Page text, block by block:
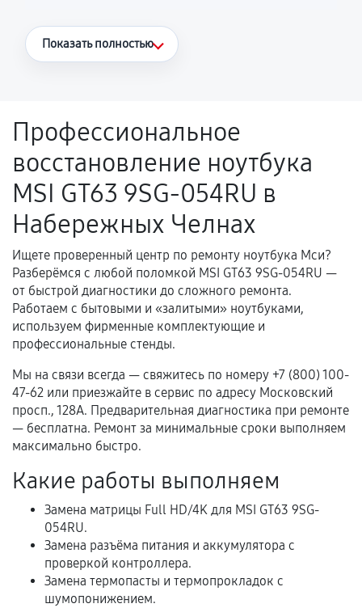
Что считается гарантийным случаем
Поломка установленной детали при
нормальной эксплуатации в течение
гарантийного срока.
Несоответствие комплектующей заявленным
техническим характеристикам.
Документы для подтверждения
гарантии
Гарантийный талон.
Акт выполненных работ с датой, перечнем
услуг и сроком гарантии.
Документы на установленные комплектующие
и кассовый чек.
Расширенная гарантия
В некоторых случаях возможно оформление
расширенной гарантии. Стоимость, сроки и
условия продления согласовываются отдельно и
фиксируются в документах.
Показать полностью
Профессиональное
восстановление ноутбука
MSI GT63 9SG-054RU в
Набережных Челнах
Ищете проверенный центр по ремонту ноутбука Мси?
Разберёмся с любой поломкой MSI GT63 9SG-054RU —
от быстрой диагностики до сложного ремонта.
Работаем с бытовыми и «залитыми» ноутбуками,
используем фирменные комплектующие и
профессиональные стенды.
Мы на связи всегда — свяжитесь по номеру +7 (800) 100-
47-62 или приезжайте в сервис по адресу Московский
просп., 128А. Предварительная диагностика при ремонте
— бесплатна. Ремонт за минимальные сроки выполняем
максимально быстро.
Какие работы выполняем
Замена матрицы Full HD/4K для MSI GT63 9SG-
054RU.
Замена разъёма питания и аккумулятора с
проверкой контроллера.
Замена термопасты и термопрокладок с
шумопонижением.